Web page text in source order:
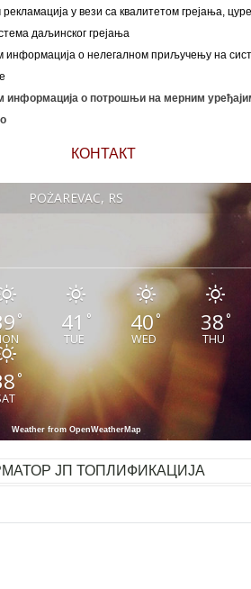
у вези са квалитетом грејања,
даљинског грејања
информација о нелегалном приључењу на
информација о потрошњи на мерним
КОНТАКТ
POŽAREVAC, RS
° 41 °
TUE
40°
WED
38°
THU
°
Weather from OpenWeatherMap
ЈП ТОПЛИФИКАЦИЈА